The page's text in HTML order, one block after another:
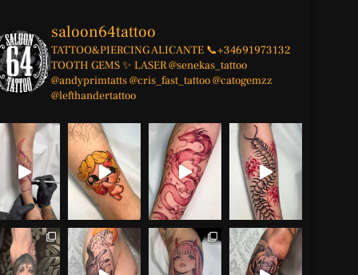
saloon64tattoo
TATTOO&PIERCINGALICANTE 📞+34691973132
TOOTH GEMS ✨ LASER@senekas_tattoo
@andyprimtatts@cris_fast_tattoo@catogemzz
@lefthandertattoo